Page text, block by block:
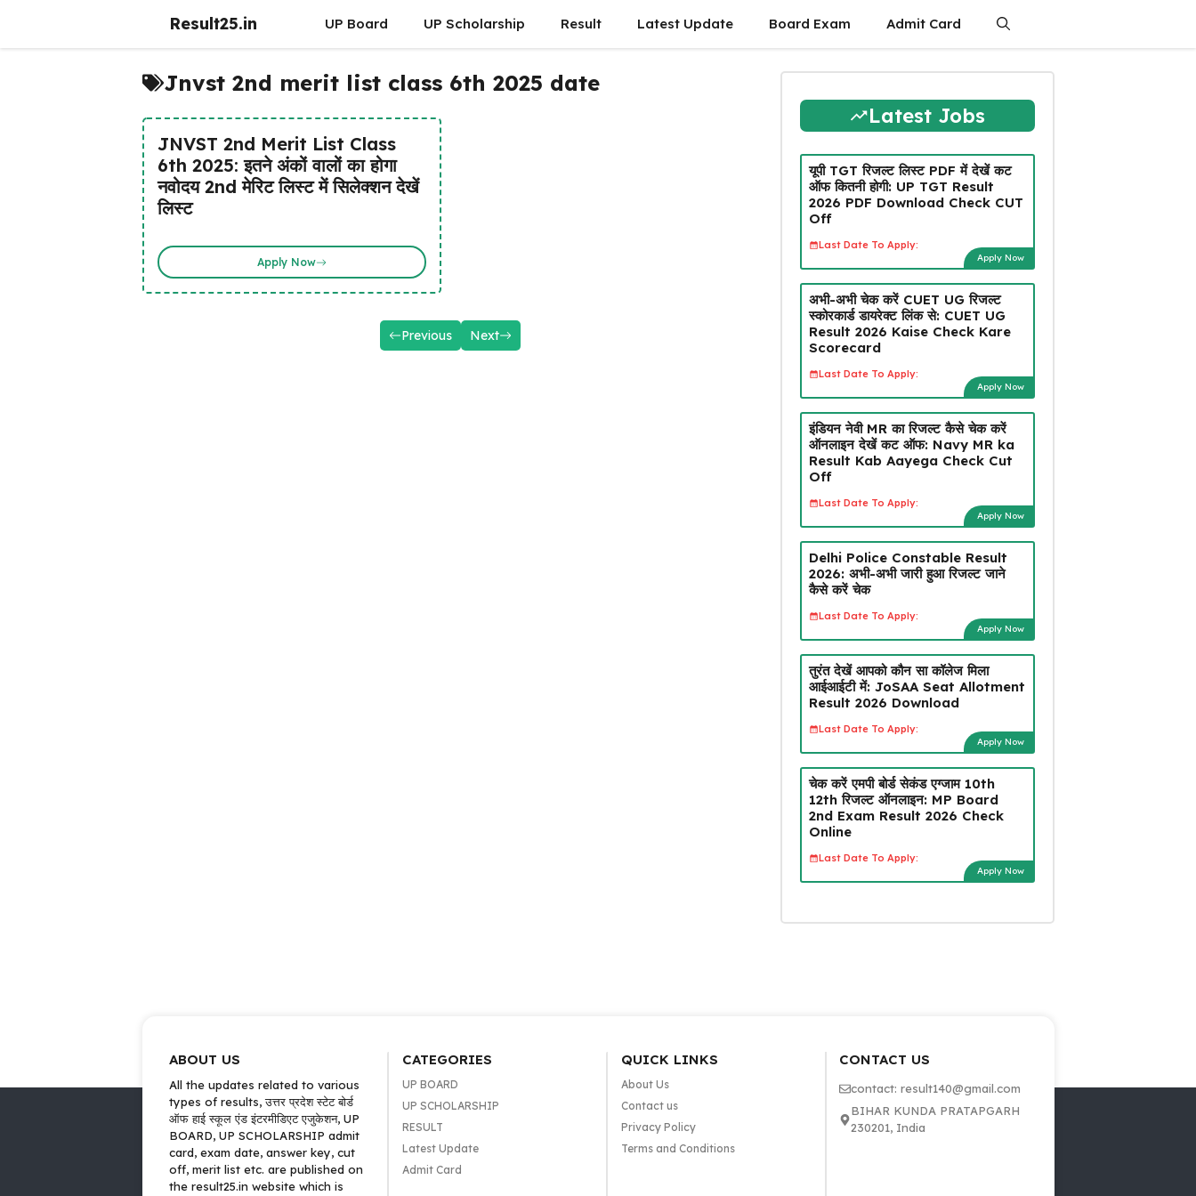
Result25.in UP Board UP Scholarship Result Latest Update Board Exam Admit Card
Jnvst 2nd merit list class 6th 2025 date
JNVST 2nd Merit List Class
6th 2025: इतने अंकों वालों का होगा
नवोदय 2nd मेरिट लिस्ट में सिलेक्शन देखें
लिस्ट
Apply Now
Previous Next
Latest Jobs
यूपी TGT रिजल्ट लिस्ट PDF में देखें कट
ऑफ कितनी होगी: UP TGT Result
2026 PDF Download Check CUT
Off
Last Date To Apply:
Apply Now
अभी-अभी चेक करें CUET UG रिजल्ट
स्कोरकार्ड डायरेक्ट लिंक से: CUET UG
Result 2026 Kaise Check Kare
Scorecard
Last Date To Apply:
Apply Now
इंडियन नेवी MR का रिजल्ट कैसे चेक करें
ऑनलाइन देखें कट ऑफ: Navy MR ka
Result Kab Aayega Check Cut
Off
Last Date To Apply:
Apply Now
Delhi Police Constable Result
2026: अभी-अभी जारी हुआ रिजल्ट जाने
कैसे करें चेक
Last Date To Apply:
Apply Now
तुरंत देखें आपको कौन सा कॉलेज मिला
आईआईटी में: JoSAA Seat Allotment
Result 2026 Download
Last Date To Apply:
Apply Now
चेक करें एमपी बोर्ड सेकंड एग्जाम 10th
12th रिजल्ट ऑनलाइन: MP Board
2nd Exam Result 2026 Check
Online
Last Date To Apply:
Apply Now
ABOUT US
All the updates related to various
types of results, उत्तर प्रदेश स्टेट बोर्ड
ऑफ हाई स्कूल एंड इंटरमीडिएट एजुकेशन, UP
BOARD, UP SCHOLARSHIP admit
card, exam date, answer key, cut
off, merit list etc. are published on
the result25.in website which is
CATEGORIES
UP BOARD
UP SCHOLARSHIP
RESULT
Latest Update
Admit Card
QUICK LINKS
About Us
Contact us
Privacy Policy
Terms and Conditions
CONTACT US
contact: result140@gmail.com
BIHAR KUNDA PRATAPGARH
230201, India